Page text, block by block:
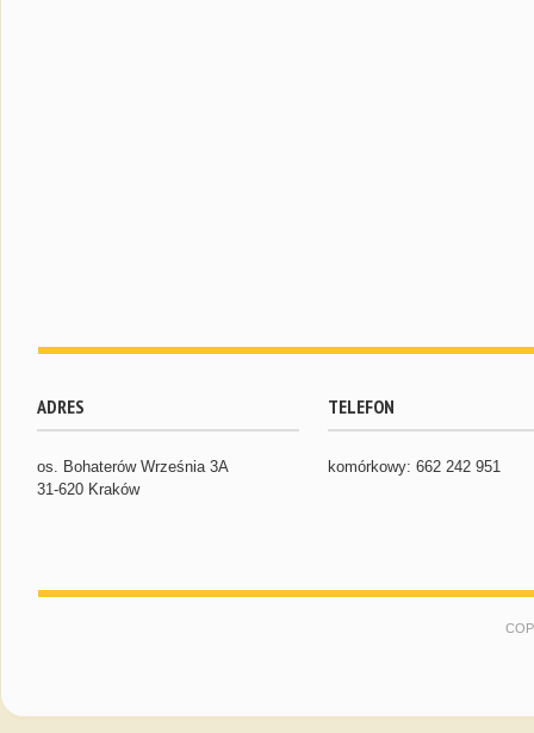
ADRES
os. Bohaterów Września 3A
31-620 Kraków
TELEFON
komórkowy: 662 242 951